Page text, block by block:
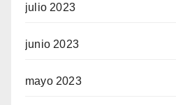
julio 2023
junio 2023
mayo 2023